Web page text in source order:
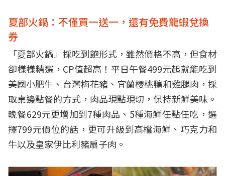
夏部火鍋：不僅買一送一，還有免費龍蝦兌換
券
「夏部火鍋」採吃到飽形式，雖然價格不高，但食材
卻樣樣精選，CP值超高！平日午餐499元起就能吃到
美國小肥牛、台灣梅花豬、宜蘭櫻桃鴨和雞腿肉，採
取桌邊點餐的方式，肉品現點現切，保持新鮮美味。
晚餐629元更增加到7種肉品、5種海鮮任點任吃，選
擇799元價位的話，更可升級到高檔海鮮、巧克力和
牛以及皇家伊比利豬扇子肉。